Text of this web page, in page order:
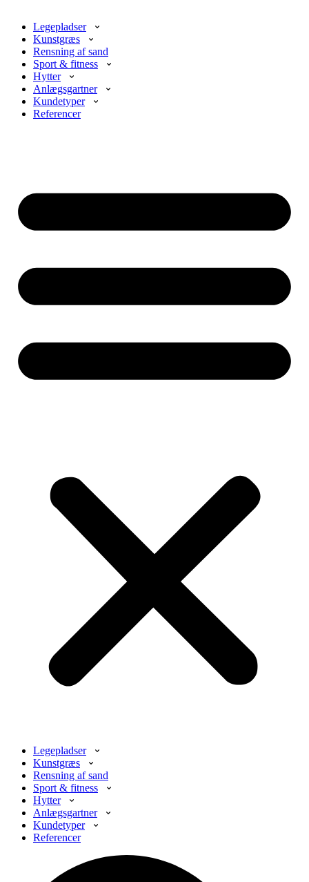
Legepladser
Kunstgræs
Rensning af sand
Sport & fitness
Hytter
Anlægsgartner
Kundetyper
Referencer
Legepladser
Kunstgræs
Rensning af sand
Sport & fitness
Hytter
Anlægsgartner
Kundetyper
Referencer